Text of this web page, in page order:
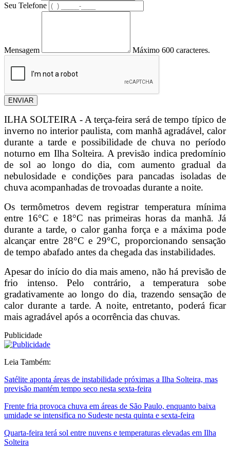
Seu Telefone
Mensagem Máximo 600 caracteres.
ENVIAR
ILHA SOLTEIRA - A terça-feira será de tempo típico de
inverno no interior paulista, com manhã agradável, calor
durante a tarde e possibilidade de chuva no período
noturno em Ilha Solteira. A previsão indica predomínio
de sol ao longo do dia, com aumento gradual da
nebulosidade e condições para pancadas isoladas de
chuva acompanhadas de trovoadas durante a noite.
Os termômetros devem registrar temperatura mínima
entre 16°C e 18°C nas primeiras horas da manhã. Já
durante a tarde, o calor ganha força e a máxima pode
alcançar entre 28°C e 29°C, proporcionando sensação
de tempo abafado antes da chegada das instabilidades.
Apesar do início do dia mais ameno, não há previsão de
frio intenso. Pelo contrário, a temperatura sobe
gradativamente ao longo do dia, trazendo sensação de
calor durante a tarde. A noite, entretanto, poderá ficar
mais agradável após a ocorrência das chuvas.
Publicidade
Leia Também:
Satélite aponta áreas de instabilidade próximas a Ilha Solteira, mas
previsão mantém tempo seco nesta sexta-feira
Frente fria provoca chuva em áreas de São Paulo, enquanto baixa
umidade se intensifica no Sudeste nesta quinta e sexta-feira
Quarta-feira terá sol entre nuvens e temperaturas elevadas em Ilha
Solteira